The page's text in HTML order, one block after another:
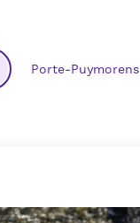
Porte-Puymorens